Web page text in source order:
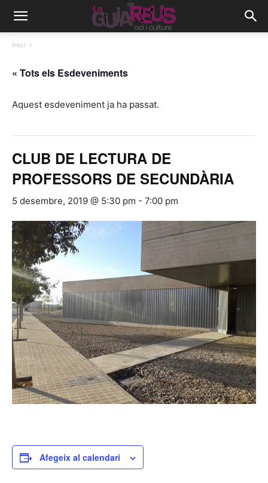
Inici
« Tots els Esdeveniments
Aquest esdeveniment ja ha passat.
CLUB DE LECTURA DE
PROFESSORS DE SECUNDÀRIA
5 desembre, 2019 @ 5:30 pm - 7:00 pm
Afegeix al calendari